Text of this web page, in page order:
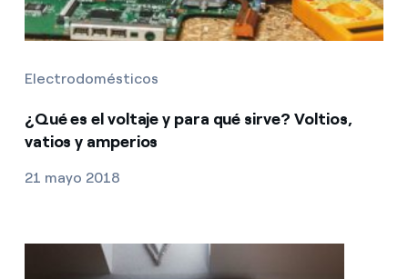
Electrodomésticos
¿Qué es el voltaje y para qué sirve? Voltios,
vatios y amperios
21 mayo 2018